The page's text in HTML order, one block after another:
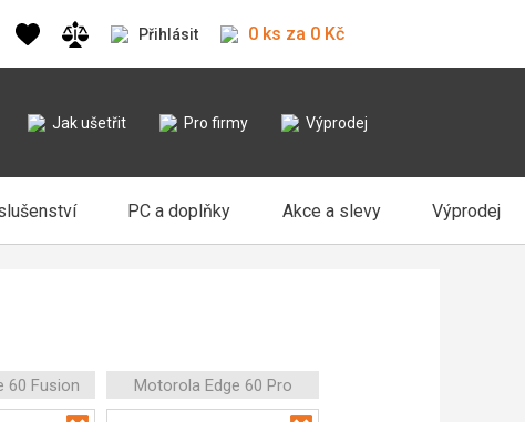
Přihlásit 0 ks za 0 Kč
Jak ušetřit Pro firmy Výprodej
PC a doplňky Akce a slevy Výprodej
60 Fusion Motorola Edge 60 Pro